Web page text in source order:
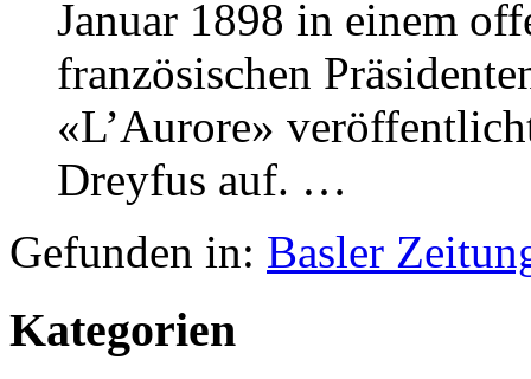
Januar 1898 in einem
französischen
«L’Aurore»
Dreyfus auf. …
Gefunden in: Basler
Kategorien